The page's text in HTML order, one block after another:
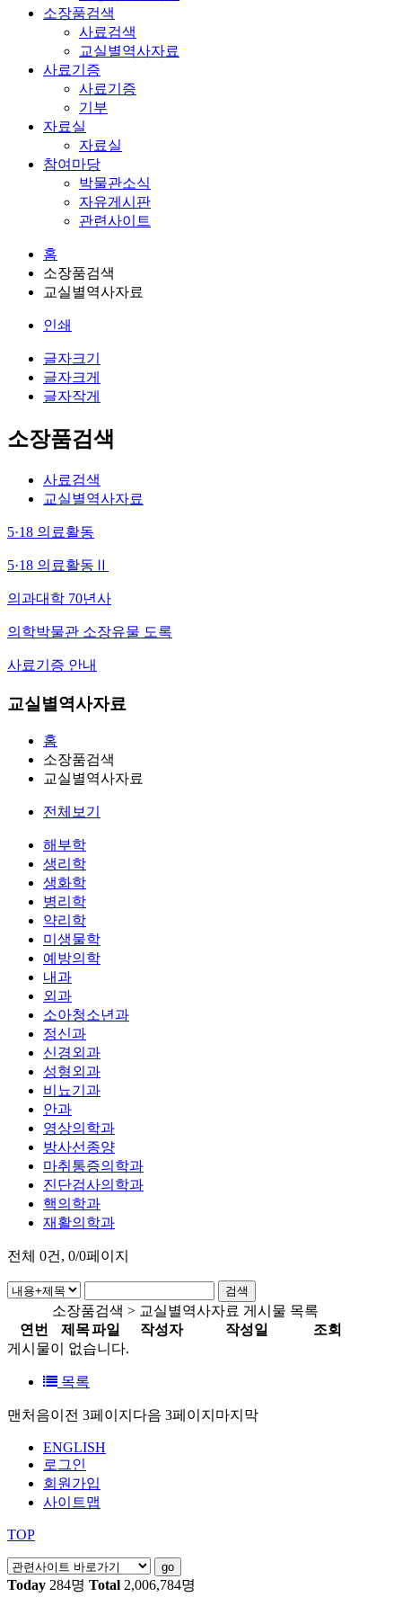
소장품검색
사료검색
교실별역사자료
사료기증
사료기증
기부
자료실
자료실
참여마당
박물관소식
자유게시판
관련사이트
홈
소장품검색
교실별역사자료
인쇄
글자크기
글자크게
글자작게
소장품검색
사료검색
교실별역사자료
5·18 의료활동
5·18 의료활동Ⅱ
의과대학 70년사
의학박물관 소장유물 도록
사료기증 안내
교실별역사자료
홈
소장품검색
교실별역사자료
전체보기
해부학
생리학
생화학
병리학
약리학
미생물학
예방의학
내과
외과
소아청소년과
정신과
신경외과
성형외과
비뇨기과
안과
영상의학과
방사선종양
마취통증의학과
진단검사의학과
핵의학과
재활의학과
전체 0건, 0/0페이지
소장품검색 > 교실별역사자료 게시물 목록
연번
제목파일 작성자 작성일
조회
게시물이 없습니다.
목록
맨처음이전 3페이지 다음 3페이지 마지막
ENGLISH
로그인
회원가입
사이트맵
TOP
Today 284명 Total 2,006,784명